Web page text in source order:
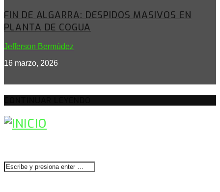
FIN DE ALGARRA: DESPIDOS MASIVOS EN
PLANTA DE COGUA
Jefferson Bermúdez
16 marzo, 2026